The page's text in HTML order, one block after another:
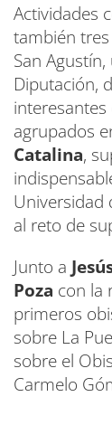
Actividades
también
San
Diputación,
agrupados
Catalina,
Universidad
al reto de
Junto a
Poza con la
primeros
sobre La
sobre el
Carmelo